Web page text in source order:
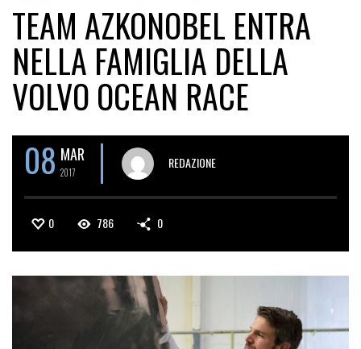
TEAM AZKONOBEL ENTRA
NELLA FAMIGLIA DELLA
VOLVO OCEAN RACE
08 MAR
2017
REDAZIONE
0 786 0